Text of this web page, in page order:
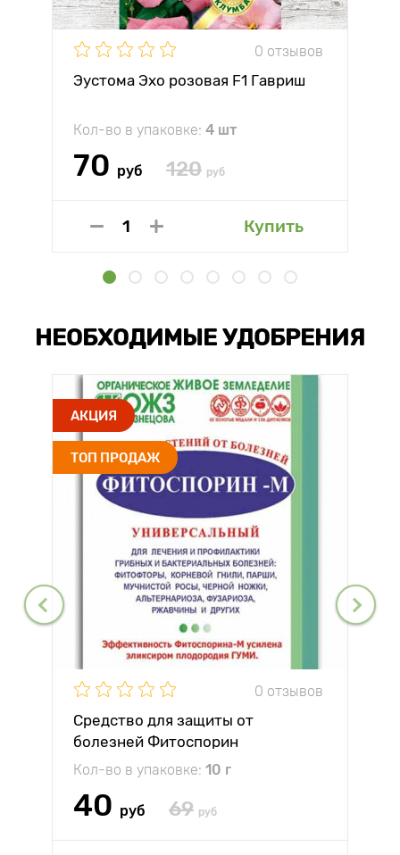
0 отзывов
Эустома Эхо розовая F1 Гавриш
Кол-во в упаковке: 4 шт
70 руб 120 руб
Купить
НЕОБХОДИМЫЕ УДОБРЕНИЯ
АКЦИЯ
ТОП ПРОДАЖ
0 отзывов
Средство для защиты от
болезней Фитоспорин
Кол-во в упаковке: 10 г
40 руб 69 руб